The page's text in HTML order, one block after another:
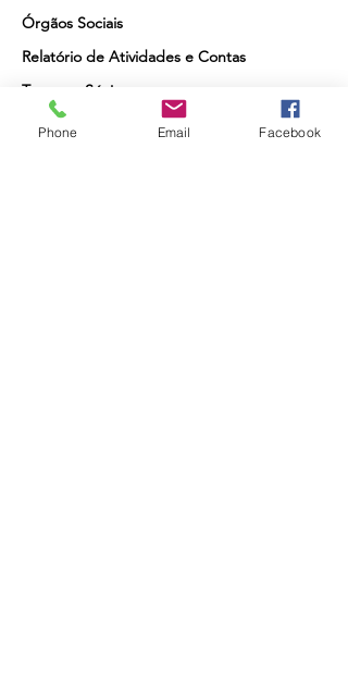
Órgãos Sociais
Relatório de Atividades e Contas
Torne-se Sócio
Phone Email Facebook